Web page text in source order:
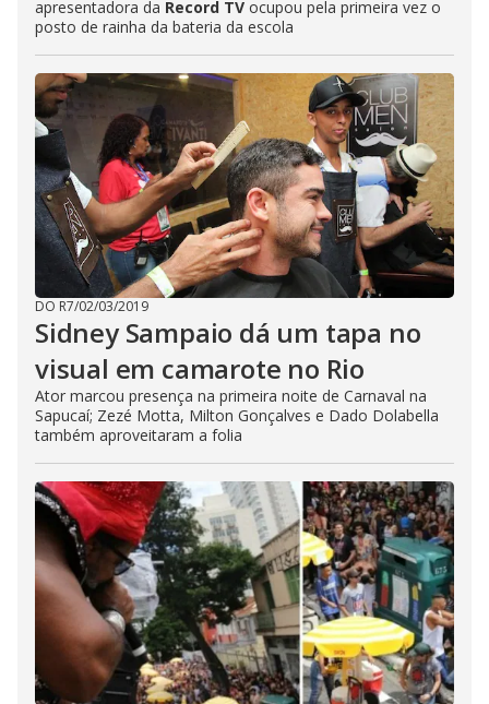
apresentadora da Record TV ocupou pela primeira vez o
posto de rainha da bateria da escola
DO R7/02/03/2019
Sidney Sampaio dá um tapa no
visual em camarote no Rio
Ator marcou presença na primeira noite de Carnaval na
Sapucaí; Zezé Motta, Milton Gonçalves e Dado Dolabella
também aproveitaram a folia